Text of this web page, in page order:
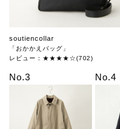
soutiencollar
「おかかえバッグ」
レビュー：★★★★☆(702)
No.3 No.4